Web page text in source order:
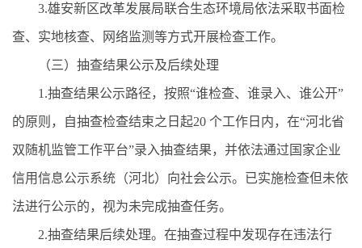
3.雄安新区改革发展局联合生态环境局依法采取书面检
查、实地核查、网络监测等方式开展检查工作。
（三）抽查结果公示及后续处理
1.抽查结果公示路径，按照“谁检查、谁录入、谁公开”
的原则，自抽查检查结束之日起20 个工作日内，在“河北省
双随机监管工作平台”录入抽查结果，并依法通过国家企业
信用信息公示系统（河北）向社会公示。已实施检查但未依
法进行公示的，视为未完成抽查任务。
2.抽查结果后续处理。在抽查过程中发现存在违法行